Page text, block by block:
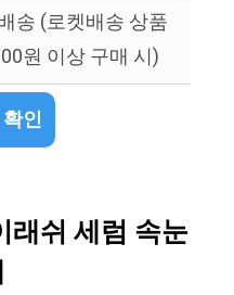
송 (로켓배송 상품
원 이상 구매 시)
인
래쉬 세럼 속눈